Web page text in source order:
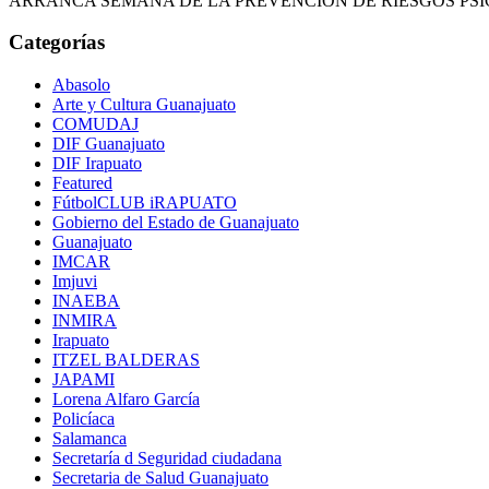
Categorías
Abasolo
Arte y Cultura Guanajuato
COMUDAJ
DIF Guanajuato
DIF Irapuato
Featured
FútbolCLUB iRAPUATO
Gobierno del Estado de Guanajuato
Guanajuato
IMCAR
Imjuvi
INAEBA
INMIRA
Irapuato
ITZEL BALDERAS
JAPAMI
Lorena Alfaro García
Policíaca
Salamanca
Secretaría d Seguridad ciudadana
Secretaria de Salud Guanajuato